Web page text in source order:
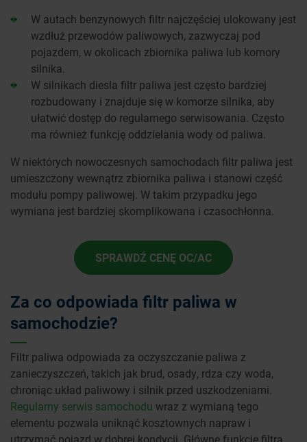
W autach benzynowych filtr najczęściej ulokowany jest
wzdłuż przewodów paliwowych, zazwyczaj pod
pojazdem, w okolicach zbiornika paliwa lub komory
silnika.
W silnikach diesla filtr paliwa jest często bardziej
rozbudowany i znajduje się w komorze silnika, aby
ułatwić dostęp do regularnego serwisowania. Często
ma również funkcję oddzielania wody od paliwa.
W niektórych nowoczesnych samochodach filtr paliwa jest
umieszczony wewnątrz zbiornika paliwa i stanowi część
modułu pompy paliwowej. W takim przypadku jego
wymiana jest bardziej skomplikowana i czasochłonna.
SPRAWDŹ CENĘ OC/AC
Za co odpowiada filtr paliwa w
samochodzie?
Filtr paliwa odpowiada za oczyszczanie paliwa z
zanieczyszczeń, takich jak brud, osady, rdza czy woda,
chroniąc układ paliwowy i silnik przed uszkodzeniami.
Regularny serwis samochodu wraz z wymianą tego
elementu pozwala uniknąć kosztownych napraw i
utrzymać pojazd w dobrej kondycji. Główne funkcje filtra